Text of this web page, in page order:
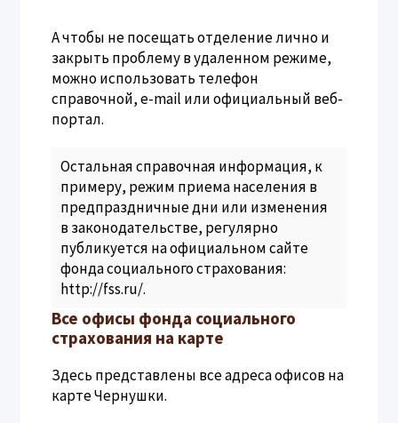
А чтобы не посещать отделение лично и
закрыть проблему в удаленном режиме,
можно использовать телефон
справочной, e-mail или официальный веб-
портал.
Остальная справочная информация, к
примеру, режим приема населения в
предпраздничные дни или изменения
в законодательстве, регулярно
публикуется на официальном сайте
фонда социального страхования:
http://fss.ru/.
Все офисы фонда социального
страхования на карте
Здесь представлены все адреса офисов на
карте Чернушки.